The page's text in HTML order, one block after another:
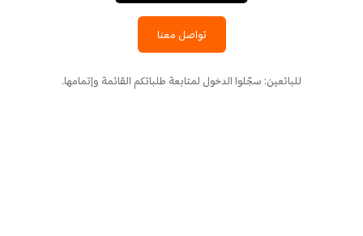
تواصل معنا
للبائعين: سجّلوا الدخول لمتابعة طلباتكم القائمة وإتمامها.